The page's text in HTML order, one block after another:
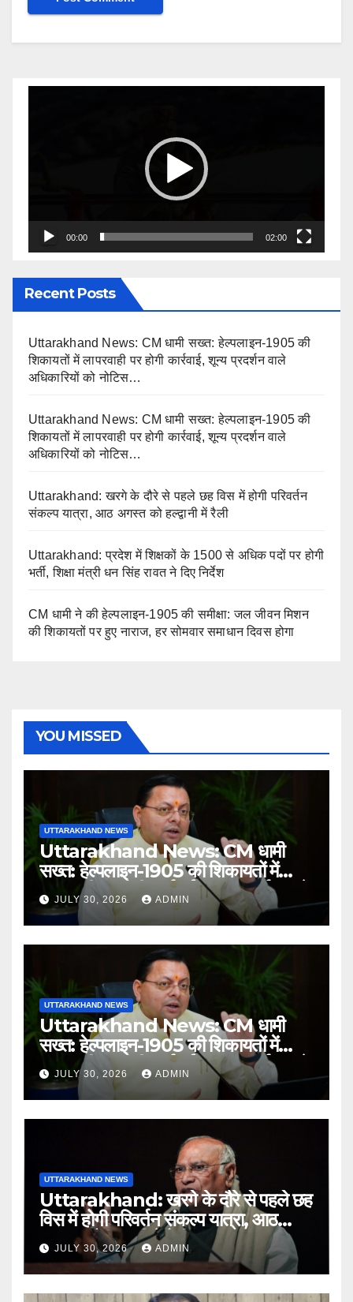
00:00 02:00
Recent Posts
Uttarakhand News: CM धामी सख्त: हेल्पलाइन-1905 की
शिकायतों में लापरवाही पर होगी कार्रवाई, शून्य प्रदर्शन वाले
अधिकारियों को नोटिस…
Uttarakhand News: CM धामी सख्त: हेल्पलाइन-1905 की
शिकायतों में लापरवाही पर होगी कार्रवाई, शून्य प्रदर्शन वाले
अधिकारियों को नोटिस…
Uttarakhand: खरगे के दौरे से पहले छह विस में होगी परिवर्तन
संकल्प यात्रा, आठ अगस्त को हल्द्वानी में रैली
Uttarakhand: प्रदेश में शिक्षकों के 1500 से अधिक पदों पर होगी
भर्ती, शिक्षा मंत्री धन सिंह रावत ने दिए निर्देश
CM धामी ने की हेल्पलाइन-1905 की समीक्षा: जल जीवन मिशन
की शिकायतों पर हुए नाराज, हर सोमवार समाधान दिवस होगा
YOU MISSED
UTTARAKHAND NEWS
Uttarakhand News: CM धामी
सख्त: हेल्पलाइन-1905 की शिकायतों में
लापरवाही पर होगी कार्रवाई, शून्य प्रदर्शन वाले
अधिकारियों को नोटिस…
JULY 30, 2026 ADMIN
UTTARAKHAND NEWS
Uttarakhand News: CM धामी
सख्त: हेल्पलाइन-1905 की शिकायतों में
लापरवाही पर होगी कार्रवाई, शून्य प्रदर्शन वाले
अधिकारियों को नोटिस…
JULY 30, 2026 ADMIN
UTTARAKHAND NEWS
Uttarakhand: खरगे के दौरे से पहले छह
विस में होगी परिवर्तन संकल्प यात्रा, आठ
अगस्त को हल्द्वानी में रैली
JULY 30, 2026 ADMIN